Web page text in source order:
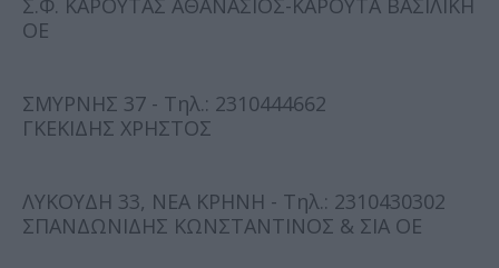
Σ.Φ. ΚΑΡΟΥΤΑΣ ΑΘΑΝΑΣΙΟΣ-ΚΑΡΟΥΤΑ ΒΑΣΙΛΙΚΗ
ΟΕ
ΣΜΥΡΝΗΣ 37 - Τηλ.: 2310444662
ΓΚΕΚΙΔΗΣ ΧΡΗΣΤΟΣ
ΛΥΚΟΥΔΗ 33, ΝΕΑ ΚΡΗΝΗ - Τηλ.: 2310430302
ΣΠΑΝΔΩΝΙΔΗΣ ΚΩΝΣΤΑΝΤΙΝΟΣ & ΣΙΑ ΟΕ